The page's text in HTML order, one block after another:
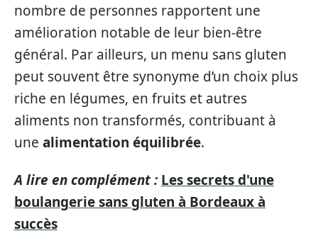
nombre de personnes rapportent une
amélioration notable de leur bien-être
général. Par ailleurs, un menu sans gluten
peut souvent être synonyme d’un choix plus
riche en légumes, en fruits et autres
aliments non transformés, contribuant à
une alimentation équilibrée.
A lire en complément : Les secrets d'une
boulangerie sans gluten à Bordeaux à
succès